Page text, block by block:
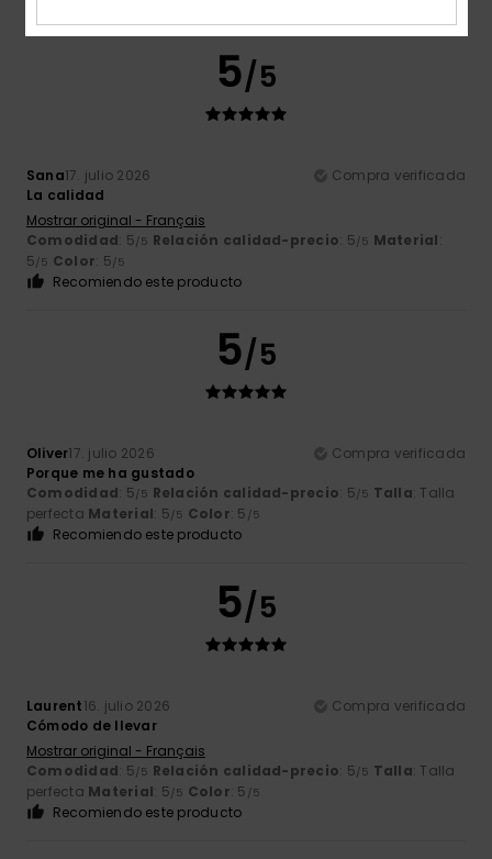
5/5
Sana17. julio 2026
Compra verificada
La calidad
Mostrar original - Français
Comodidad: 5/5 Relación calidad-precio: 5/5 Material:
5/5 Color: 5/5
Recomiendo este producto
5/5
Oliver17. julio 2026
Compra verificada
Porque me ha gustado
Comodidad: 5/5 Relación calidad-precio: 5/5 Talla: Talla
perfecta Material: 5/5 Color: 5 /5
Recomiendo este producto
5/5
Laurent16. julio 2026
Compra verificada
Cómodo de llevar
Mostrar original - Français
Comodidad: 5/5 Relación calidad-precio: 5/5 Talla: Talla
perfecta Material: 5/5 Color: 5 /5
Recomiendo este producto